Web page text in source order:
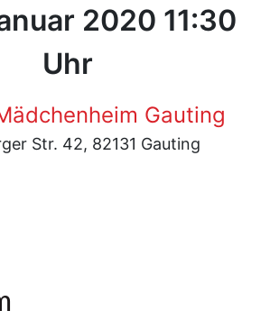
2020 11:30
Uhr
Gauting
Str. 42, 82131 Gauting